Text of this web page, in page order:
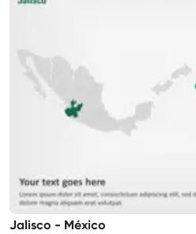
Jalisco - México